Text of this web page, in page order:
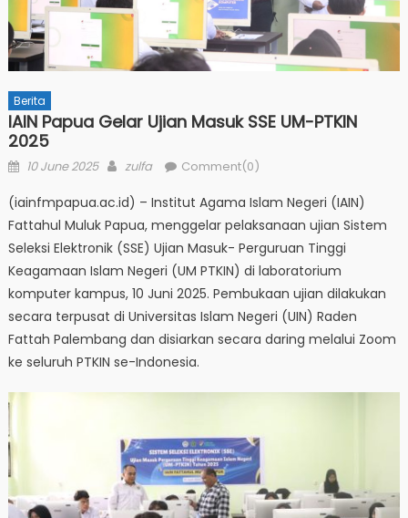
Berita
IAIN Papua Gelar Ujian Masuk SSE UM-PTKIN
2025
Posted
10 June 2025 Author
zulfa Comment(0)
(iainfmpapua.ac.id) – Institut Agama Islam Negeri (IAIN)
Fattahul Muluk Papua, menggelar pelaksanaan ujian Sistem
Seleksi Elektronik (SSE) Ujian Masuk- Perguruan Tinggi
Keagamaan Islam Negeri (UM PTKIN) di laboratorium
komputer kampus, 10 Juni 2025. Pembukaan ujian dilakukan
secara terpusat di Universitas Islam Negeri (UIN) Raden
Fattah Palembang dan disiarkan secara daring melalui Zoom
ke seluruh PTKIN se-Indonesia.